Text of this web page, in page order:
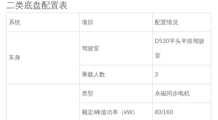
二类底盘配置表
系统 项目 配置情况
车身
驾驶室
D530平头半排驾驶
室
乘载人数 3
类型 永磁同步电机
额定/峰值功率（kW） 80/160